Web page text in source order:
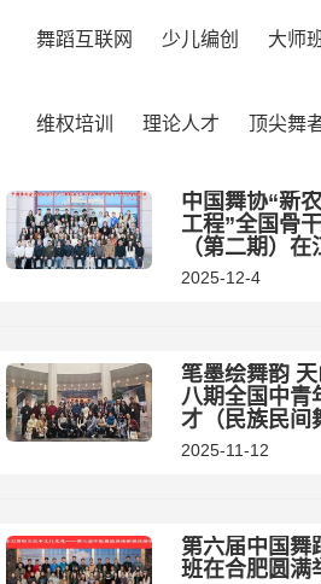
舞蹈互联网 少儿编创 大师
维权培训 理论人才 顶尖舞
中国舞协“新
工程”全国骨
（第二期）
2025-12-4
笔墨绘舞韵
八期全国中青
才（民族民间
2025-11-12
第六届中国舞
班在合肥圆满